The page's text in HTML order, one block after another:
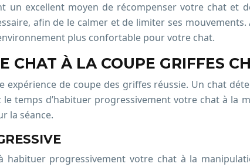
un excellent moyen de récompenser votre chat et
afin de le calmer et de limiter ses
plus confortable pour votre chat.
CHAT À LA COUPE GRIFFES
expérience de coupe des griffes réussie. Un chat
temps d’habituer progressivement votre chat à la
la séance.
habituer progressivement votre chat à la